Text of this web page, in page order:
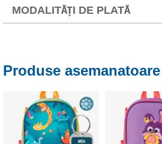
MODALITĂȚI DE PLATĂ
Produse asemanatoare